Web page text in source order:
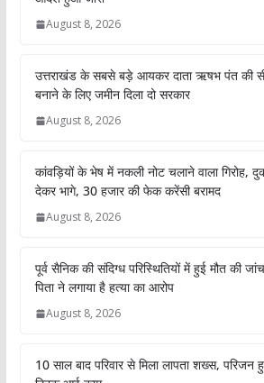
August 8, 2026
उत्तराखंड के सबसे बड़े आयकर दाता ऋषभ पंत की
बनाने के लिए जमीन दिला दो सरकार
August 8, 2026
कांवड़ियों के भेष में नकली नोट चलाने वाला गिरोह,
देकर भागे, 30 हजार की फेक करेंसी बरामद
August 8, 2026
पूर्व सैनिक की संदिग्ध परिस्थितियों में हुई मौत की
पिता ने लगाया है हत्या का आरोप
August 8, 2026
10 साल बाद परिवार से मिला लापता शख्स, परिजन